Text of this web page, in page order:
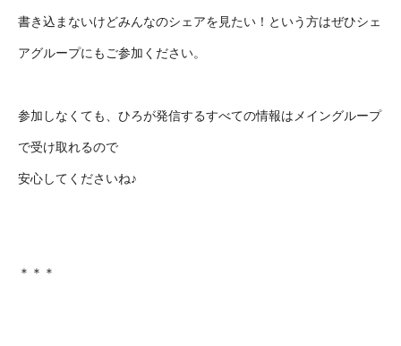
書き込まないけどみんなのシェアを見たい！という方はぜひシェ
アグループにもご参加ください。
参加しなくても、ひろが発信するすべての情報はメイングループ
で受け取れるので
安心してくださいね♪
＊＊＊